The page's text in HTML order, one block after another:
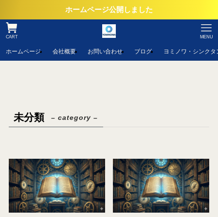
ホームページ公開しました
CART MENU
ホームページ 会社概要 お問い合わせ ブログ ヨミノワ・シンクタ
未分類 – category –